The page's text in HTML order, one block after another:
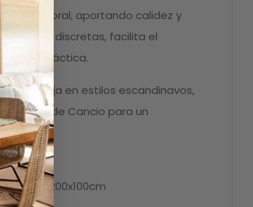
atemporal, aportando calidez y
ruedas discretas, facilita el
y práctica.
encaja en estilos escandinavos,
o Moly de Cancio para un
a 200x100cm